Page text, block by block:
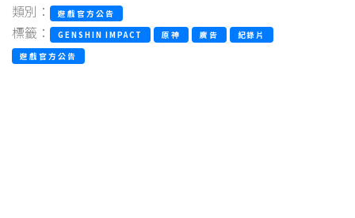
類別： 遊戲官方公告
標籤： GENSHIN IMPACT 原神 廣告
紀錄片
遊戲官方公告